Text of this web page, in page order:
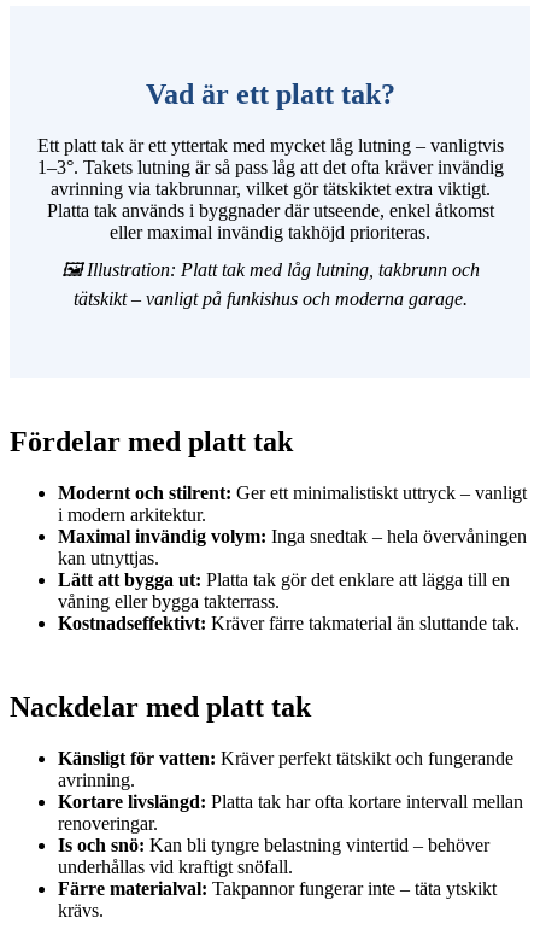
Vad är ett platt tak?
Ett platt tak är ett yttertak med mycket låg lutning – vanligtvis
1–3°. Takets lutning är så pass låg att det ofta kräver invändig
avrinning via takbrunnar, vilket gör tätskiktet extra viktigt.
Platta tak används i byggnader där utseende, enkel åtkomst
eller maximal invändig takhöjd prioriteras.
🖼️ Illustration: Platt tak med låg lutning, takbrunn och
tätskikt – vanligt på funkishus och moderna garage.
Fördelar med platt tak
Modernt och stilrent: Ger ett minimalistiskt uttryck – vanligt
i modern arkitektur.
Maximal invändig volym: Inga snedtak – hela övervåningen
kan utnyttjas.
Lätt att bygga ut: Platta tak gör det enklare att lägga till en
våning eller bygga takterrass.
Kostnadseffektivt: Kräver färre takmaterial än sluttande tak.
Nackdelar med platt tak
Känsligt för vatten: Kräver perfekt tätskikt och fungerande
avrinning.
Kortare livslängd: Platta tak har ofta kortare intervall mellan
renoveringar.
Is och snö: Kan bli tyngre belastning vintertid – behöver
underhållas vid kraftigt snöfall.
Färre materialval: Takpannor fungerar inte – täta ytskikt
krävs.